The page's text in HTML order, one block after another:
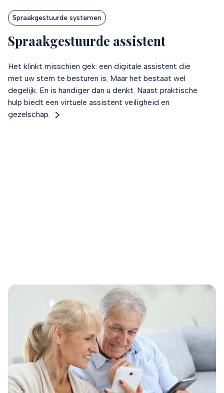
Spraakgestuurde systemen
Spraakgestuurde assistent
Het klinkt misschien gek: een digitale assistent die
met uw stem te besturen is. Maar het bestaat wel
degelijk. En is handiger dan u denkt. Naast praktische
hulp biedt een virtuele assistent veiligheid en
gezelschap.